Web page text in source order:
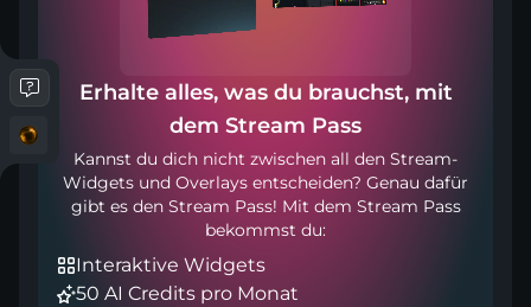
Erhalte alles, was du brauchst, mit
dem Stream Pass
Kannst du dich nicht zwischen all den Stream-
Widgets und Overlays entscheiden? Genau dafür
gibt es den Stream Pass! Mit dem Stream Pass
bekommst du:
Interaktive Widgets
50 AI Credits pro Monat